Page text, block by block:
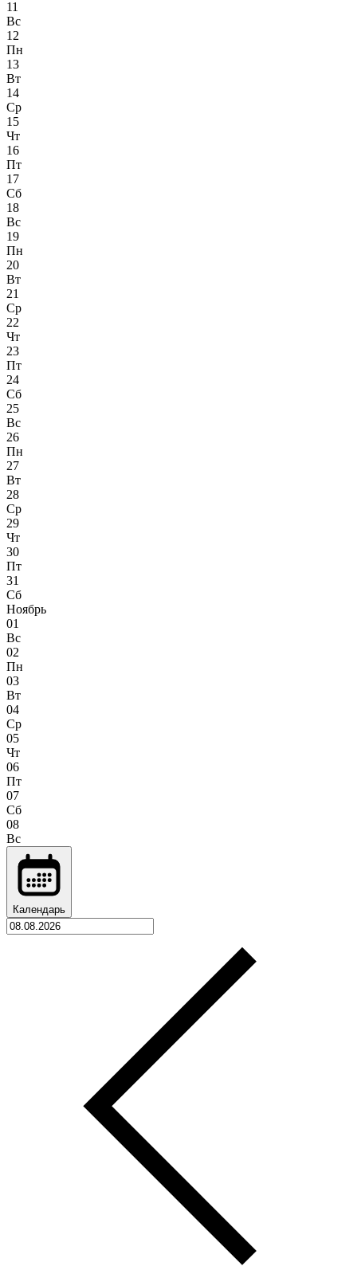
11
Вс
12
Пн
13
Вт
14
Ср
15
Чт
16
Пт
17
Сб
18
Вс
19
Пн
20
Вт
21
Ср
22
Чт
23
Пт
24
Сб
25
Вс
26
Пн
27
Вт
28
Ср
29
Чт
30
Пт
31
Сб
Ноябрь
01
Вс
02
Пн
03
Вт
04
Ср
05
Чт
06
Пт
07
Сб
08
Вс
Календарь